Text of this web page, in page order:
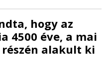
hogy az
4500 éve, a mai
alakult ki